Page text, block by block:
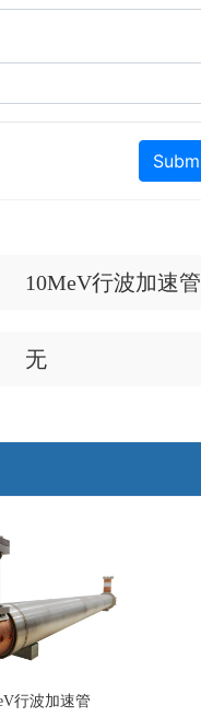
10MeV行波加速管
无
行波加速管